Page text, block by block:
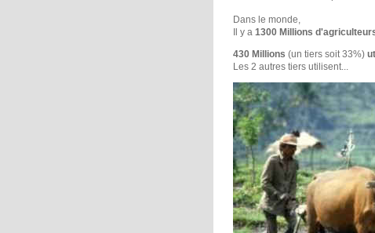
Dans le monde,
Il y a 1300 Millions
430 Millions (un tiers soit 33%)
Les 2 autres tiers utilisent...